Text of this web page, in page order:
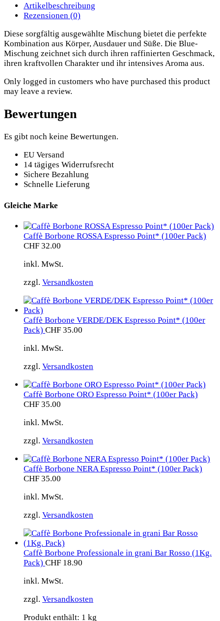
Artikelbeschreibung
Rezensionen (0)
Diese sorgfältig ausgewählte Mischung bietet die perfekte
Kombination aus Körper, Ausdauer und Süße. Die Blue-
Mischung zeichnet sich durch ihren raffinierten Geschmack,
ihren kraftvollen Charakter und ihr intensives Aroma aus.
Only logged in customers who have purchased this product
may leave a review.
Bewertungen
Es gibt noch keine Bewertungen.
EU Versand
14 tägiges Widerrufsrecht
Sichere Bezahlung
Schnelle Lieferung
Gleiche Marke
Caffè Borbone ROSSA Espresso Point* (100er Pack)
CHF 32.00
inkl. MwSt.
zzgl. Versandkosten
Caffè Borbone VERDE/DEK Espresso Point* (100er
Pack) CHF 35.00
inkl. MwSt.
zzgl. Versandkosten
Caffè Borbone ORO Espresso Point* (100er Pack)
CHF 35.00
inkl. MwSt.
zzgl. Versandkosten
Caffè Borbone NERA Espresso Point* (100er Pack)
CHF 35.00
inkl. MwSt.
zzgl. Versandkosten
Caffè Borbone Professionale in grani Bar Rosso (1Kg.
Pack) CHF 18.90
inkl. MwSt.
zzgl. Versandkosten
Produkt enthält: 1 kg